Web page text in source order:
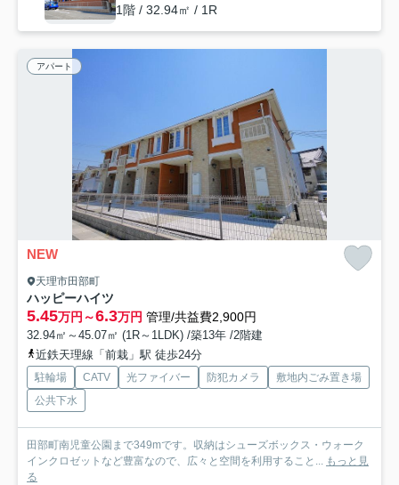
1階 / 32.94㎡ / 1R
アパート
NEW
天理市田部町
ハッピーハイツ
5.45万円～6.3万円 管理/共益費2,900円
32.94㎡～45.07㎡ (1R～1LDK) /築13年 /2階建
近鉄天理線「前栽」駅 徒歩24分
駐輪場 CATV 光ファイバー 防犯カメラ
敷地内ごみ置き場
公共下水
田部町南児童公園まで349mです。収納はシューズボックス・ウォーク
インクロゼットなど豊富なので、広々と空間を利用すること... もっと見
る